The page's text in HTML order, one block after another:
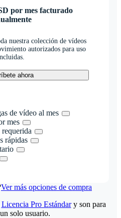
por mes facturado
nuestra colección de vídeos
autorizados para uso
ahora
de vídeo al mes
mes
rápidas
Ver más opciones de compra
Licencia Pro Estándary son para
solo usuario.